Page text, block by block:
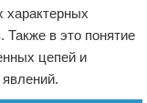
характерных
Также в это понятие
цепей и